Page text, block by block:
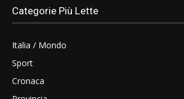
Categorie Più Lette
Italia / Mondo
Sport
Cronaca